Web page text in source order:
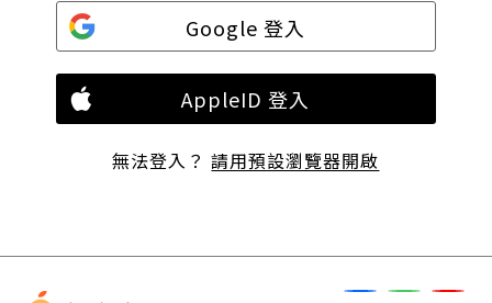
Google 登入
AppleID 登入
無法登入？請用預設瀏覽器開啟